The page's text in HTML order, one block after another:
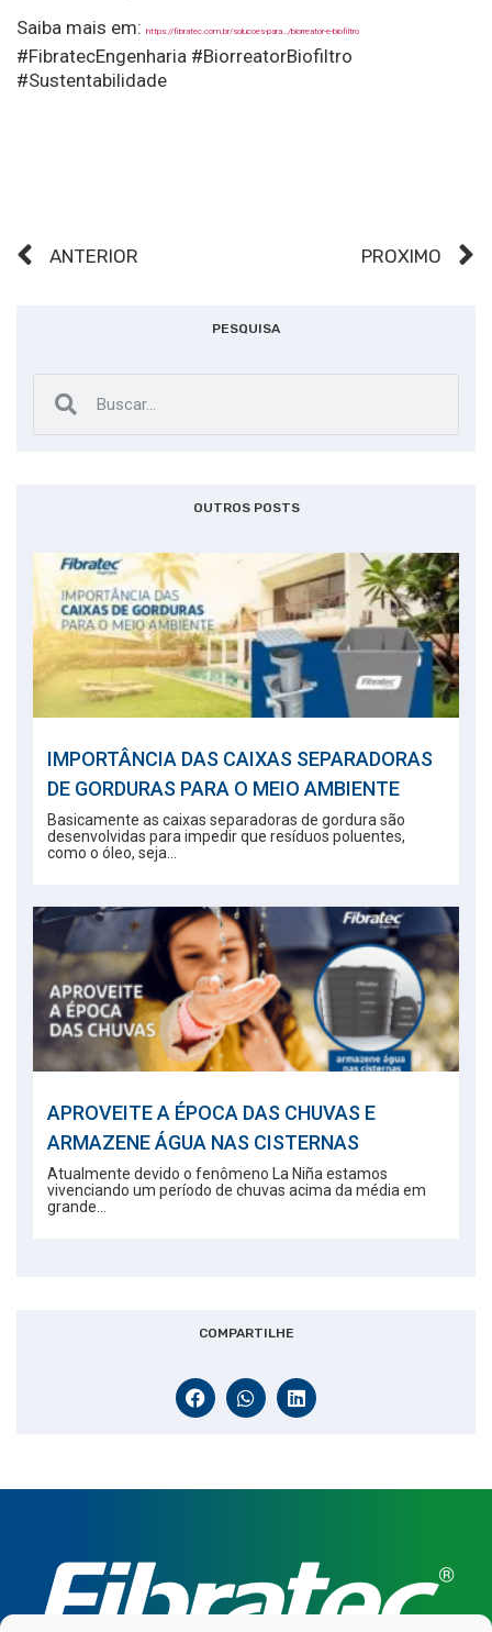
Saiba mais em: https://fibratec.com.br/solucoes-para…/biorreator-e-biofiltro
#FibratecEngenharia #BiorreatorBiofiltro
#Sustentabilidade
ANTERIOR PRÓXIMO
PESQUISA
OUTROS POSTS
IMPORTÂNCIA DAS CAIXAS SEPARADORAS
DE GORDURAS PARA O MEIO AMBIENTE
Basicamente as caixas separadoras de gordura são
desenvolvidas para impedir que resíduos poluentes,
como o óleo, seja...
APROVEITE A ÉPOCA DAS CHUVAS E
ARMAZENE ÁGUA NAS CISTERNAS
Atualmente devido o fenômeno La Niña estamos
vivenciando um período de chuvas acima da média em
grande...
COMPARTILHE